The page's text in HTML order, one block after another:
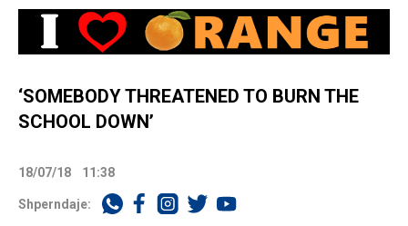
‘SOMEBODY THREATENED TO BURN THE
SCHOOL DOWN’
18/07/18 11:38
Shperndaje: